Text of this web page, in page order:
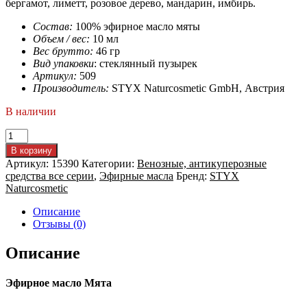
бергамот, лиметт, розовое дерево, мандарин, имбирь.
Состав: 100% эфирное масло мяты
Объем / вес: 10 мл
Вес брутто: 46 гр
Вид упаковки: стеклянный пузырек
Артикул: 509
Производитель: STYX Naturcosmetic GmbH, Австрия
В наличии
Количество
товара
Мята
перечная
эфирное
масло
В корзину
Артикул: 15390 Категории: Венозные, антикуперозные
средства все серии, Эфирные масла Бренд: STYX
Naturcosmetic
Описание
Отзывы (0)
Описание
Эфирное масло Мята